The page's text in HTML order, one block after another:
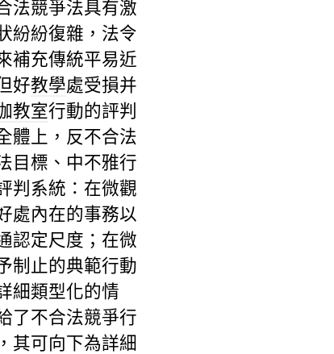
法競爭法具有激
紛紛復雜，法令
補充傳統平易近
好教學處受損并
教室行動的評判
體上，反不合法
目標、中不雅行
判系統：在微觀
處內在的事務以
認定尺度；在微
制止的典範行動
細類型化的情
了不合法競爭行
其可向下為詳細